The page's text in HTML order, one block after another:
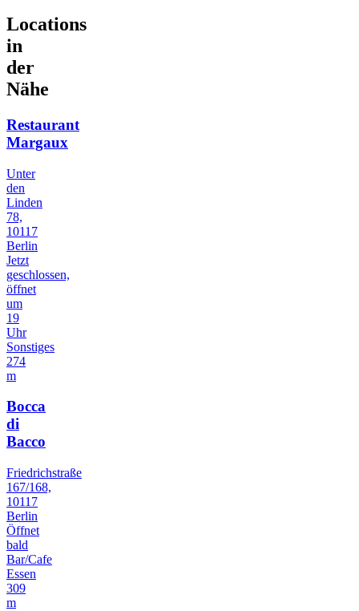
Locations
in
der
Nähe
Restaurant
Margaux
Unter
den
Linden
78,
10117
Berlin
Jetzt
geschlossen,
öffnet
um
19
Uhr
Sonstiges
274
m
Bocca
di
Bacco
Friedrichstraße
167/168,
10117
Berlin
Öffnet
bald
Bar/Cafe
Essen
309
m